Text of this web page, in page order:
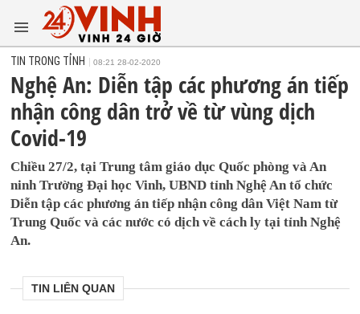
TIN TRONG TỈNH 08:21 28-02-2020
Nghệ An: Diễn tập các phương án tiếp
nhận công dân trở về từ vùng dịch
Covid-19
Chiều 27/2, tại Trung tâm giáo dục Quốc phòng và An
ninh Trường Đại học Vinh, UBND tỉnh Nghệ An tổ chức
Diễn tập các phương án tiếp nhận công dân Việt Nam từ
Trung Quốc và các nước có dịch về cách ly tại tỉnh Nghệ
An.
TIN LIÊN QUAN